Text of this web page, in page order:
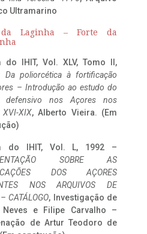
Ultramarino
Laginha – Forte da
do IHIT, Vol. XLV, Tomo II,
Da poliorcética à fortificação
– Introdução ao estudo do
defensivo nos Açores nos
XIX, Alberto Vieira. (Em
do IHIT, Vol. L, 1992 –
SOBRE AS
DOS AÇORES
NOS ARQUIVOS DE
CATÁLOGO, Investigação de
Neves e Filipe Carvalho –
de Artur Teodoro de